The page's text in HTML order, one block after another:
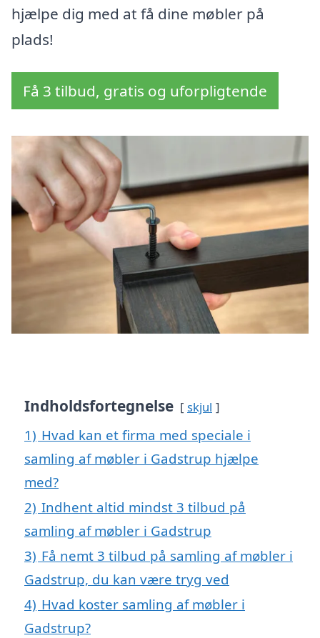
hjælpe dig med at få dine møbler på
plads!
Få 3 tilbud, gratis og uforpligtende
Indholdsfortegnelse skjul
1) Hvad kan et firma med speciale i
samling af møbler i Gadstrup hjælpe
med?
2) Indhent altid mindst 3 tilbud på
samling af møbler i Gadstrup
3) Få nemt 3 tilbud på samling af møbler i
Gadstrup, du kan være tryg ved
4) Hvad koster samling af møbler i
Gadstrup?